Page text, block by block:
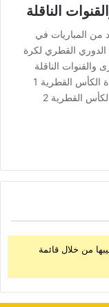
الناقلة
الجاري العديد من المباريات في
الدوري القطري لكرة
والقنوات الناقلة
الشمال X الغرافة – الساعة 3:30 عصرا على قناة الكأس القطرية 1
الخور X العربي – الساعة 5:45 مساء على قناة الكأس القطرية 2
من خلال قائمة